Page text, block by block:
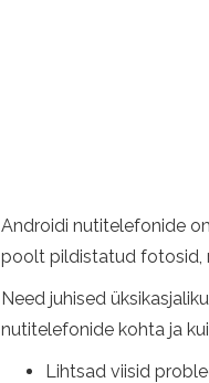
Androidi nutitelefonide
poolt pildistatud fotosid,
Need juhised
nutitelefonide kohta ja
Lihtsad viisid